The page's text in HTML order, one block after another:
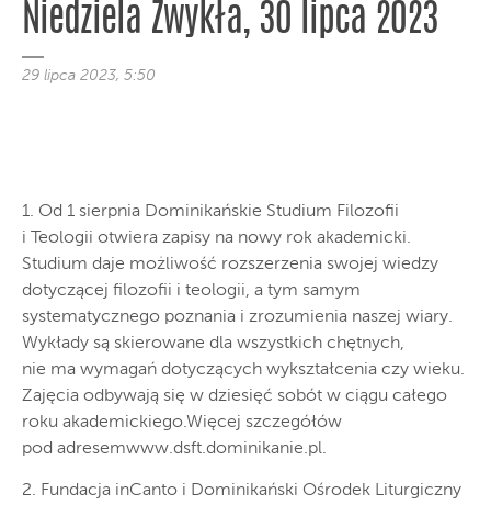
Niedziela Zwykła, 30 lipca 2023
29 lipca 2023, 5:50
1. Od 1 sierpnia Dominikańskie Studium Filozofii
i Teologii otwiera zapisy na nowy rok akademicki.
Studium daje możliwość rozszerzenia swojej wiedzy
dotyczącej filozofii i teologii, a tym samym
systematycznego poznania i zrozumienia naszej wiary.
Wykłady są skierowane dla wszystkich chętnych,
nie ma wymagań dotyczących wykształcenia czy wieku.
Zajęcia odbywają się w dziesięć sobót w ciągu całego
roku akademickiego.Więcej szczegółów
pod adresemwww.dsft.dominikanie.pl.
2. Fundacja inCanto i Dominikański Ośrodek Liturgiczny